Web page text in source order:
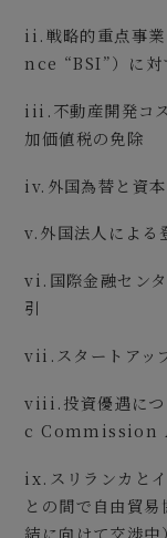
ii.戦略的重点事
nce “BSI”）に対
iii.不動産開発コ
加価値税の免除
iv.外国為替と資
v.外国法人による
vi.国際金融セン
引
vii.スタートアッ
viii.投資優遇に
c Commission
ix.スリランカと
との間で自由貿